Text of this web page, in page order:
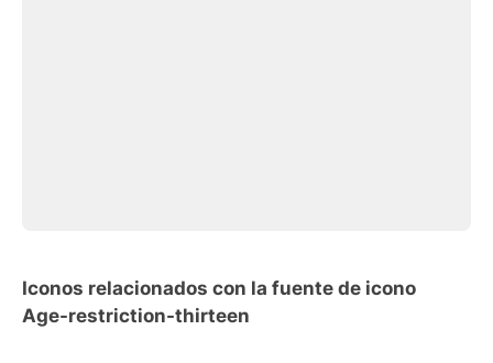
Iconos relacionados con la fuente de icono
Age-restriction-thirteen